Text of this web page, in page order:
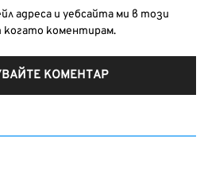
адреса и уебсайта ми в този
когато коментирам.